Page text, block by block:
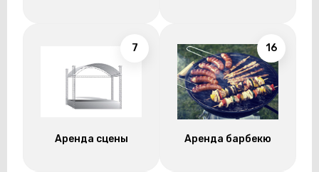
7
Аренда сцены
16
Аренда барбекю